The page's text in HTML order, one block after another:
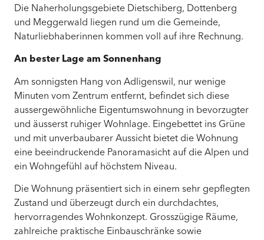
Die Naherholungsgebiete Dietschiberg, Dottenberg
und Meggerwald liegen rund um die Gemeinde,
Naturliebhaberinnen kommen voll auf ihre Rechnung.
An bester Lage am Sonnenhang
Am sonnigsten Hang von Adligenswil, nur wenige
Minuten vom Zentrum entfernt, befindet sich diese
aussergewöhnliche Eigentumswohnung in bevorzugter
und äusserst ruhiger Wohnlage. Eingebettet ins Grüne
und mit unverbaubarer Aussicht bietet die Wohnung
eine beeindruckende Panoramasicht auf die Alpen und
ein Wohngefühl auf höchstem Niveau.
Die Wohnung präsentiert sich in einem sehr gepflegten
Zustand und überzeugt durch ein durchdachtes,
hervorragendes Wohnkonzept. Grosszügige Räume,
zahlreiche praktische Einbauschränke sowie